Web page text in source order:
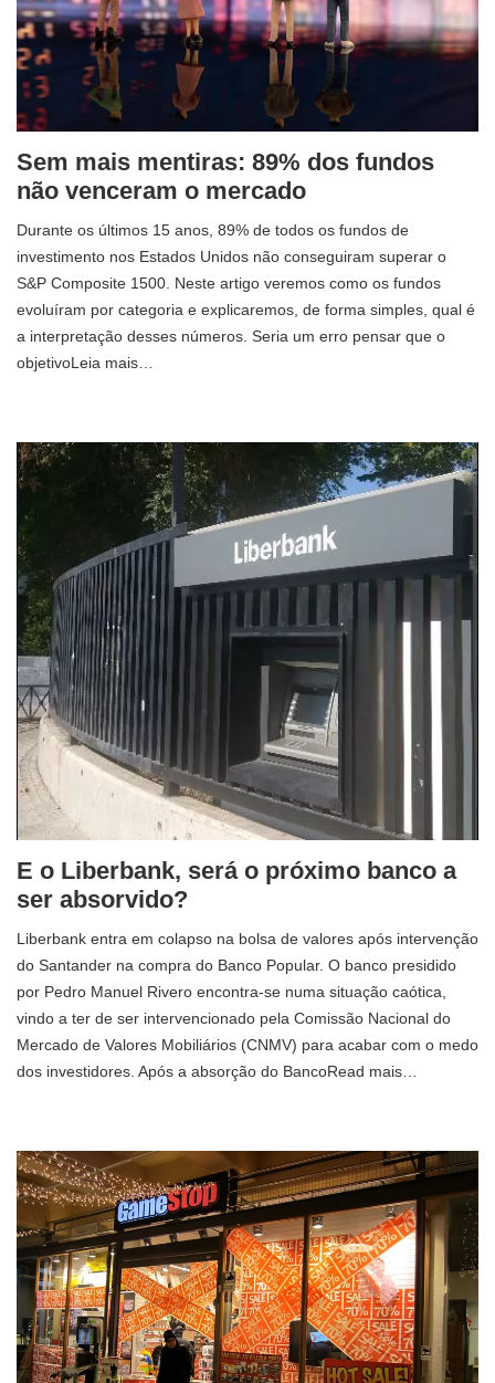
Sem mais mentiras: 89% dos fundos
não venceram o mercado
Durante os últimos 15 anos, 89% de todos os fundos de
investimento nos Estados Unidos não conseguiram superar o
S&P Composite 1500. Neste artigo veremos como os fundos
evoluíram por categoria e explicaremos, de forma simples, qual é
a interpretação desses números. Seria um erro pensar que o
objetivoLeia mais…
E o Liberbank, será o próximo banco a
ser absorvido?
Liberbank entra em colapso na bolsa de valores após intervenção
do Santander na compra do Banco Popular. O banco presidido
por Pedro Manuel Rivero encontra-se numa situação caótica,
vindo a ter de ser intervencionado pela Comissão Nacional do
Mercado de Valores Mobiliários (CNMV) para acabar com o medo
dos investidores. Após a absorção do BancoRead mais…